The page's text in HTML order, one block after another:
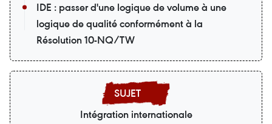
IDE : passer d'une logique de volume à une
logique de qualité conformément à la
Résolution 10-NQ/TW
Intégration internationale